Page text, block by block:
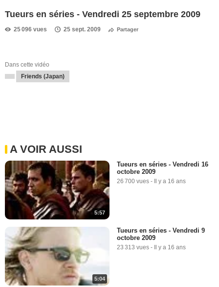
Tueurs en séries - Vendredi 25 septembre 2009
25 096 vues 25 sept. 2009 Partager
Dans cette vidéo
Friends (Japan)
A VOIR AUSSI
5:57
Tueurs en séries - Vendredi 16
octobre 2009
26 700 vues - Il y a 16 ans
5:04
Tueurs en séries - Vendredi 9
octobre 2009
23 313 vues - Il y a 16 ans